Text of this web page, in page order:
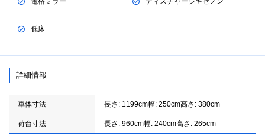
低床
詳細情報
車体寸法 長さ: 1199cm幅: 250cm高さ: 380cm
荷台寸法 長さ: 960cm幅: 240cm高さ: 265cm